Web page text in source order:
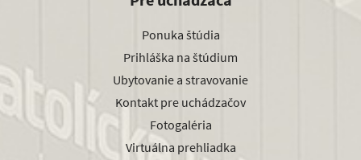
Ponuka štúdia
Prihláška na štúdium
Ubytovanie a stravovanie
Kontakt pre uchádzačov
Fotogaléria
Virtuálna prehliadka